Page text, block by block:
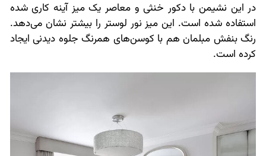
در این نشیمن با دکور خنثی و معاصر یک میز آینه کاری شده
استفاده شده است. این میز نور لوستر را بیشتر نشان می‌دهد.
رنگ بنفش مبلمان هم با کوسن‌های همرنگ جلوه دیدنی ایجاد
کرده است.